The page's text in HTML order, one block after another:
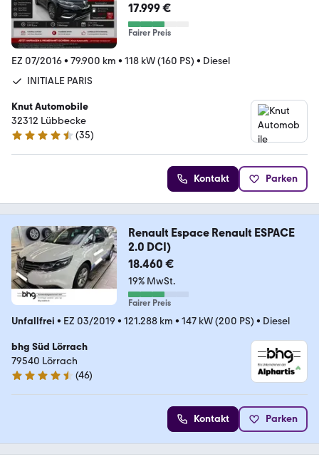
17.999 €
Fairer Preis
EZ 07/2016• 79.900 km • 118 kW (160 PS) • Diesel
INITIALE PARIS
Knut Automobile
32312 Lübbecke
4.6 Sterne
(35)
Kontakt Parken
Renault Espace Renault ESPACE
2.0 DCI)
18.460 €
19% MwSt.
Fairer Preis
Unfallfrei • EZ 03/2019 • 121.288 km • 147 kW (200 PS) • Diesel
bhg Süd Lörrach
79540 Lörrach
4.3 Sterne
(46)
Kontakt Parken